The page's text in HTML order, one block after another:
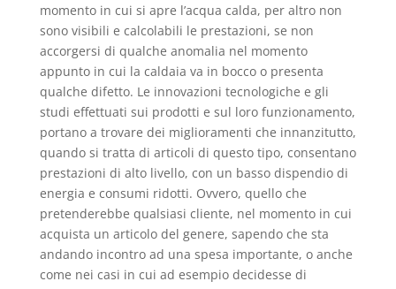
momento in cui si apre l’acqua calda, per altro non
sono visibili e calcolabili le prestazioni, se non
accorgersi di qualche anomalia nel momento
appunto in cui la caldaia va in bocco o presenta
qualche difetto. Le innovazioni tecnologiche e gli
studi effettuati sui prodotti e sul loro funzionamento,
portano a trovare dei miglioramenti che innanzitutto,
quando si tratta di articoli di questo tipo, consentano
prestazioni di alto livello, con un basso dispendio di
energia e consumi ridotti. Ovvero, quello che
pretenderebbe qualsiasi cliente, nel momento in cui
acquista un articolo del genere, sapendo che sta
andando incontro ad una spesa importante, o anche
come nei casi in cui ad esempio decidesse di